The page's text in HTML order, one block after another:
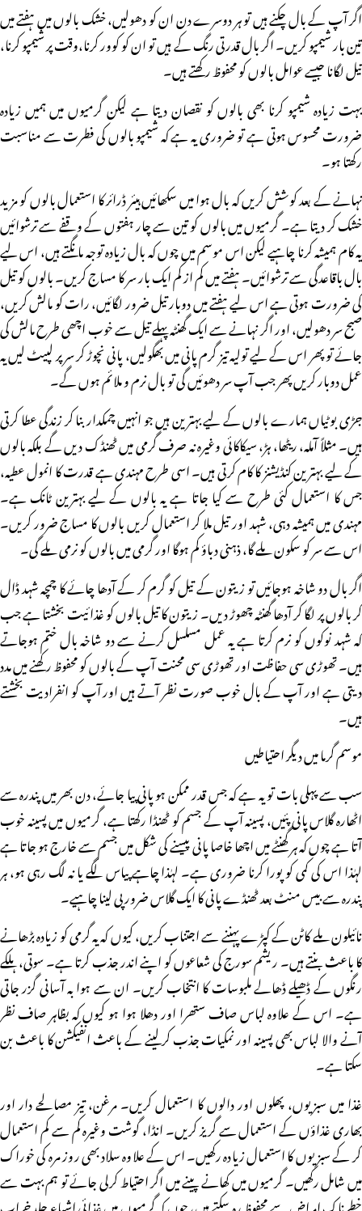
اگر آپ کے بال چکنے ہیں تو ہر دوسرے دن ان کو دھولیں، خشک بالوں میں ہفتے میں
تین بار شیمپو کریں۔ اگر بال قدرتی رنگ کے ہیں تو ان کو کوور کرنا،وقت پر شیمپو کرنا،
تیل لگانا جیسے عوامل بالوں کو محفوظ رکھتے ہیں۔
بہت زیادہ شیمپو کرنا بھی بالوں کو نقصان دیتا ہے لیکن گرمیوں میں ہمیں زیادہ
ضرورت محسوس ہوتی ہے تو ضروری یہ ہے کہ شیمپو بالوں کی فطرت سے مناسبت
رکھتا ہو۔
نہانے کے بعد کوشش کریں کہ بال ہوا میں سکھائیں ہیئر ڈرائر کا استعمال بالوں کو مزید
خشک کر دیتا ہے۔ گرمیوں میں بالوں کو تین سے چار ہفتوں کے وقفے سے ترشوائیں
یہ کام ہمیشہ کرنا چاہیے لیکن اس موسم میں چوں کہ بال زیادہ توجہ مانگتے ہیں، اس لیے
بال باقاعدگی سے ترشوائیں۔ ہفتے میں کم از کم ایک بار سر کا مساج کریں۔ بالوں کو تیل
کی ضرورت ہوتی ہے اس لیے ہفتے میں دوبار تیل ضرور لگائیں، رات کو مالش کریں،
صبح سر دھولیں، اور اگر نہانے سے ایک گھنٹہ پہلے تیل سے خوب اچھی طرح مالش کی
جائے تو پھر اس کے لیے تولیہ تیز گرم پانی میں بھگولیں، پانی نچوڑ کر سر پر لپیٹ لیں یہ
عمل دوبار کریں پھر جب آپ سر دھوئیں گی تو بال نرم و ملائم ہوں گے۔
جڑی بوٹیاں ہمارے بالوں کے لیے بہترین ہیں جو انہیں چمکدار بنا کر زندگی عطا کرتی
ہیں۔ مثلاً آملہ، ریٹھا، ہڑ، سیکاکائی وغیرہ نہ صرف گرمی میں ٹھنڈک دیں گے بلکہ بالوں
کے لیے بہترین کنڈیشنز کا کام کرتی ہیں۔ اسی طرح مہندی ہے قدرت کا انمول عطیہ،
جس کا استعمال کئی طرح سے کیا جاتا ہے یہ بالوں کے لیے بہترین ٹانک ہے۔
مہندی میں ہمیشہ دہی، شہد اور تیل ملا کر استعمال کریں بالوں کا مساج ضرور کریں۔
اس سے سر کو سکون ملے گا، ذہنی دباؤ کم ہوگا اور گرمی میں بالوں کو نرمی ملے گی۔
اگر بال دو شاخہ ہوجائیں تو زیتون کے تیل کو گرم کر کے آدھا چائے کا چمچہ شہد ڈال
کر بالوں پر لگا کر آدھا گھنٹہ چھوڑ دیں۔ زیتون کا تیل بالوں کو غذائیت بخشتا ہے جب
کہ شہد نوکوں کو نرم کرتا ہے یہ عمل مسلسل کرنے سے دو شاخہ بال ختم ہوجاتے
ہیں۔ تھوڑی سی حفاظت اور تھوڑی سی محنت آپ کے بالوں کو محفوظ رکھنے میں مدد
دیتی ہے اور آپ کے بال خوب صورت نظر آتے ہیں اور آپ کو انفرادیت بخشتے
ہیں۔
موسم گرما میں دیگر احتیاطیں
سب سے پہلی بات تو یہ ہے کہ جس قدر ممکن ہو پانی پیا جائے، دن بھر میں پندرہ سے
اٹھارہ گلاس پانی پئیں، پسینہ آپ کے جسم کو ٹھنڈا رکھتا ہے، گرمیوں میں پسینہ خوب
آتا ہے چوں کہ ہر گھنٹے میں اچھا خاصا پانی پیسنے کی شکل میں جسم سے خارج ہو جاتا ہے
لہٰذا اس کی کمی کو پورا کرنا ضروری ہے۔ لہٰذا چاہے پیاس لگے یا نہ لگ رہی ہو، ہر
پندرہ سے بیس منٹ بعد ٹھنڈے پانی کا ایک گلاس ضرور پی لینا چاہیے۔
نائیلون ملے کاٹن کے کپڑے پہننے سے اجتناب کریں، کیوں کہ یہ گرمی کو زیادہ بڑھانے
کا باعث بنتے ہیں۔ ریشم سورج کی شعاعوں کو اپنے اندر جذب کرتا ہے۔ سوتی، ہلکے
رنگوں کے ڈھیلے ڈھالے ملبوسات کا انتخاب کریں۔ ان سے ہوا بہ آسانی گزر جاتی
ہے۔ اس کے علاوہ لباس صاف ستھرا اور دھلا ہوا ہو کیوں کہ بظاہر صاف نظر
آنے والا لباس بھی پسینہ اور نمکیات جذب کرلینے کے باعث انفیکشن کا باعث بن
سکتا ہے۔
غذا میں سبزیوں، پھلوں اور دالوں کا استعمال کریں۔ مرغن، تیز مصالحے دار اور
بھاری غذاؤں کے استعمال سے گریز کریں۔ انڈا، گوشت وغیرہ کم سے کم استعمال
کر کے سبزیوں کا استعمال زیادہ رکھیں۔ اس کے علاوہ سلاد بھی روز مرہ کی خوراک
میں شامل رکھیں۔ گرمیوں میں کھانے پینے میں اگر احتیاط کرلی جائے تو ہم بہت سے